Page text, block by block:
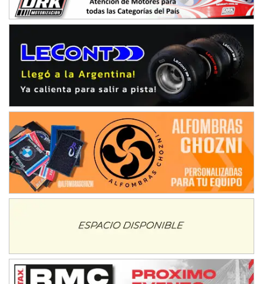
Avellaneda (Santa Fe)
José Samuel Sánchez (Tierra)
Rufino (Santa Fe)
TUCUMANO - F5
Juan Navarro (Asfalto)